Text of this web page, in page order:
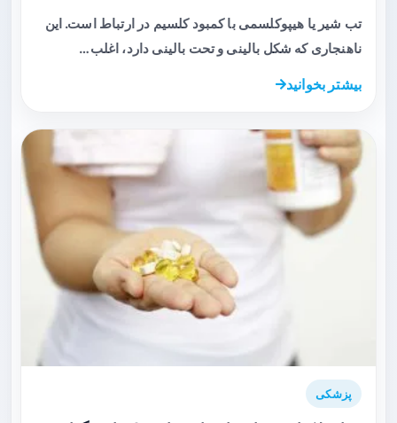
تب شیر یا هیپوکلسمی با کمبود کلسیم در ارتباط است. این
ناهنجاری که شکل بالینی و تحت بالینی دارد، اغلب…
بیشتر بخوانید
پزشکی